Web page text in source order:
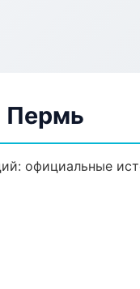
Пермь
официальные